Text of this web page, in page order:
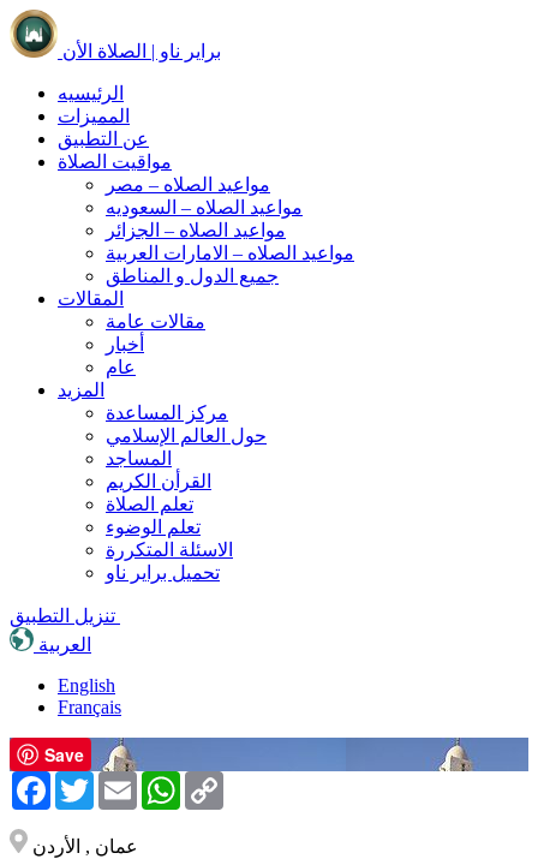
براير ناو | الصلاة الأن
الرئيسيه
المميزات
عن التطبيق
مواقيت الصلاة
مواعيد الصلاه – مصر
مواعيد الصلاه – السعوديه
مواعيد الصلاه – الجزائر
مواعيد الصلاه – الامارات العربية
جميع الدول و المناطق
المقالات
مقالات عامة
أخبار
عام
المزيد
مركز المساعدة
حول العالم الإسلامي
المساجد
القرأن الكريم
تعلم الصلاة
تعلم الوضوء
الاسئلة المتكررة
تحميل براير ناو
العربية
English
Français
Save
Facebook
TwitterEmail WhatsApp
عمان , الأردن